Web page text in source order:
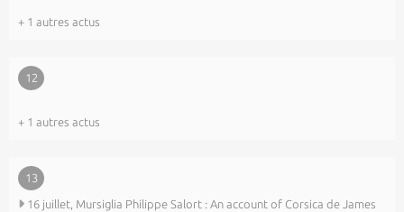
+ 1 autres actus
12
+ 1 autres actus
13
16 juillet, Mursiglia Philippe Salort : An account of Corsica de James